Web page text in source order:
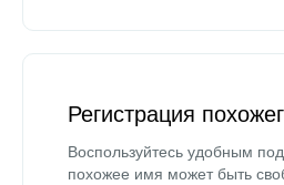
Регистрация
Воспользуйтесь удобным
похожее имя может быть